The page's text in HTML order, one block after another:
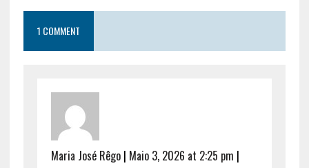
1 COMMENT
Maria José Rêgo| Maio 3, 2026 at 2:25 pm |